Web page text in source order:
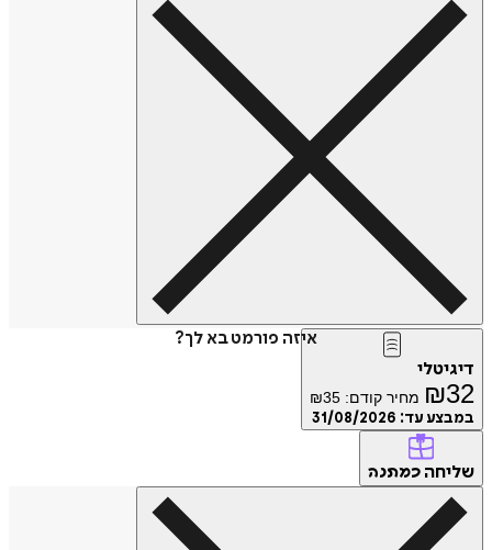
איזה פורמט בא לך?
דיגיטלי
₪32 מחיר קודם: ₪35
במבצע עד: 31/08/2026
שליחה כמתנה